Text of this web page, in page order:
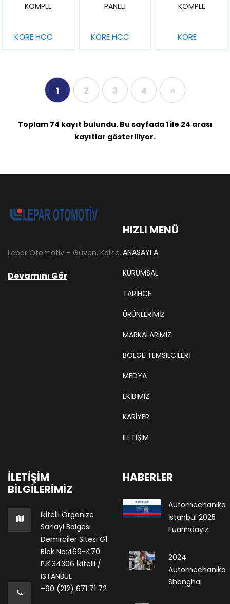
KOMPLE
KORE HCC
PANELI
KORE HCC
KOMPLE
KORE
1 2 3 4 »
Toplam 74 kayıt bulundu. Bu sayfada 1 ile 24 arası
kayıtlar gösteriliyor.
Lepar Otomotiv – Güven, Kalite ve İstikrarın Adresi Lepar Otomotiv, Türkiye’nin otomotiv yedek parça sektöründe köklü bir geçmişe sahip, yenilikçi ve öncü firmalarından biridir. 1966 yılında Hüsnü Leblebici tarafından Tokat’ta mütevazı bir girişim olarak kurulan firmamız, ilk etapta Ford kamyonları, Ford Otosan minibüsleri ve Anadol marka araçların ünite ve yedek parçalarının satışını gerçekleştirerek sektöre adım atmıştır.
Devamını Gör
HIZLI MENÜ
ANASAYFA
KURUMSAL
TARIHÇE
ÜRÜNLERİMİZ
MARKALARIMIZ
BÖLGE TEMSILCILERI
MEDYA
EKIBIMIZ
KARIYER
İLETİŞİM
İLETIŞIM
BILGILERIMIZ
İkitelli Organize
Sanayi Bölgesi
Demirciler Sitesi G1
Blok No:469-470
P.K:34306 İkitelli /
İSTANBUL
+90 (212) 671 71 72
HABERLER
Automechanika
İstanbul 2025
Fuarındayız
2024
Automechanika
Shanghai